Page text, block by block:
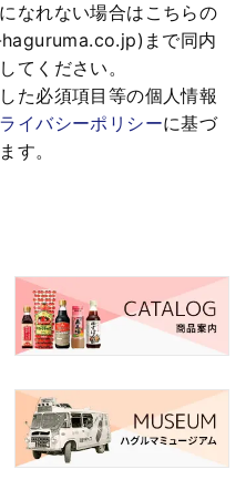
なれない場合はこちらの
まで同内
てください。
た必須項目等の個人情報
イバシーポリシーに基づ
す。